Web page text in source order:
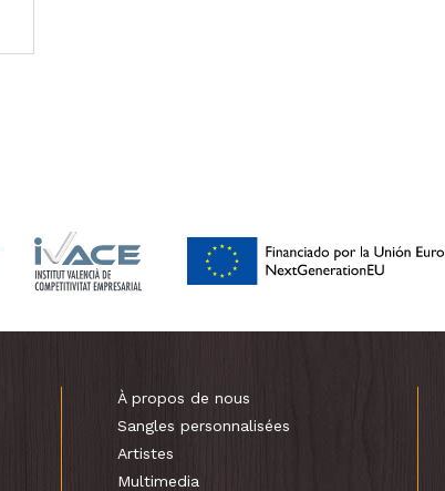
À propos de nous
Sangles personnalisées
Artistes
Multimedia